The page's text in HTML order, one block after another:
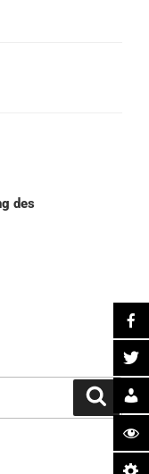
des
Suchen